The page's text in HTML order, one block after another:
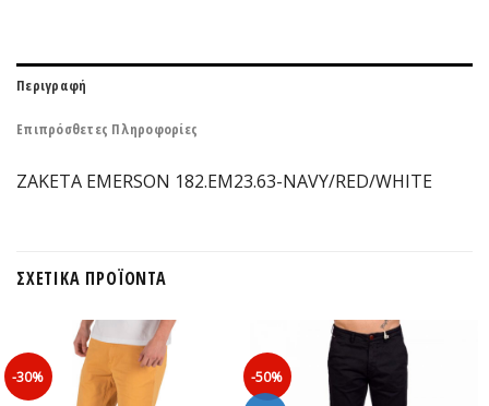
Περιγραφή
Επιπρόσθετες Πληροφορίες
ΖΑΚΕΤΑ EMERSON 182.EM23.63-NAVY/RED/WHITE
ΣΧΕΤΙΚΆ ΠΡΟΪΌΝΤΑ
-30% -50%